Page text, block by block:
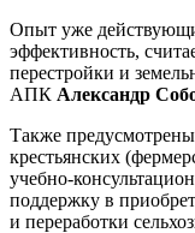
Опыт уже
эффективность,
перестройки и
АПК Александр
Также
крестьянских
учебно-
поддержку в
и переработки